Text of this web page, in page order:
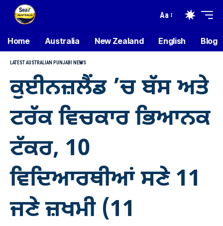
Aa
Home Australia New Zealand English Blog
LATEST AUSTRALIAN PUNJABI NEWS
ਕੁਈਨਜ਼ਲੈਂਡ ’ਚ ਬੱਸ ਅਤੇ
ਟਰੱਕ ਵਿਚਕਾਰ ਭਿਆਨਕ
ਟੱਕਰ, 10
ਵਿਦਿਆਰਥੀਆਂ ਸਣੇ 11
ਜਣੇ ਜ਼ਖਮੀ (11